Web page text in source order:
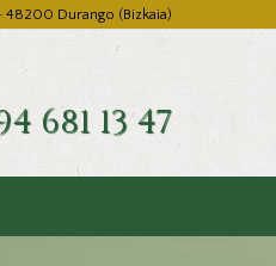
48200 Durango (Bizkaia)
681 13 47